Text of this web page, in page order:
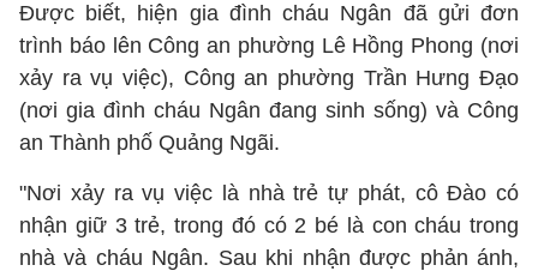
Được biết, hiện gia đình cháu Ngân đã gửi đơn
trình báo lên Công an phường Lê Hồng Phong (nơi
xảy ra vụ việc), Công an phường Trần Hưng Đạo
(nơi gia đình cháu Ngân đang sinh sống) và Công
an Thành phố Quảng Ngãi.
"Nơi xảy ra vụ việc là nhà trẻ tự phát, cô Đào có
nhận giữ 3 trẻ, trong đó có 2 bé là con cháu trong
nhà và cháu Ngân. Sau khi nhận được phản ánh,